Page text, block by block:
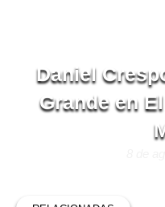
Daniel
Grande en